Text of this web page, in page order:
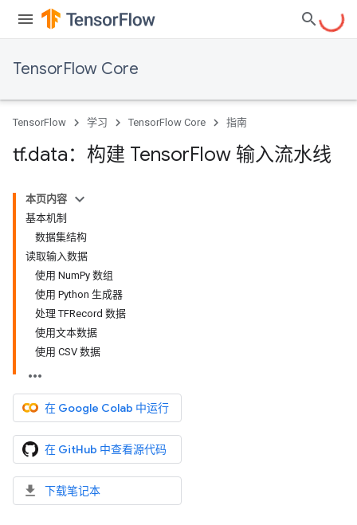
TensorFlow Core
TensorFlow 学习 TensorFlow Core 指南
tf.data：构建 TensorFlow 输入流水线
本页内容
基本机制
数据集结构
读取输入数据
使用 NumPy 数组
使用 Python 生成器
处理 TFRecord 数据
使用文本数据
使用 CSV 数据
在 Google Colab 中运行
在 GitHub 中查看源代码
下载笔记本